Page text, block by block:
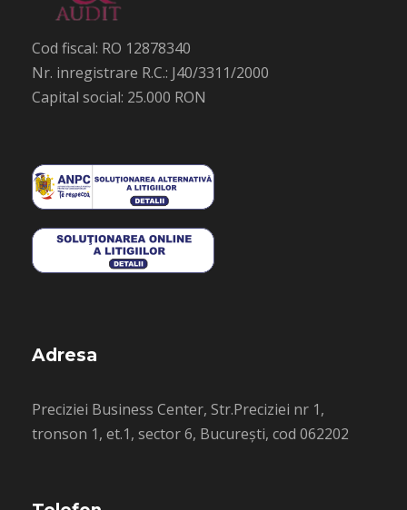
Cod fiscal: RO 12878340
Nr. inregistrare R.C.: J40/3311/2000
Capital social: 25.000 RON
Adresa
Preciziei Business Center, Str.Preciziei nr 1,
tronson 1, et.1, sector 6, București, cod 062202